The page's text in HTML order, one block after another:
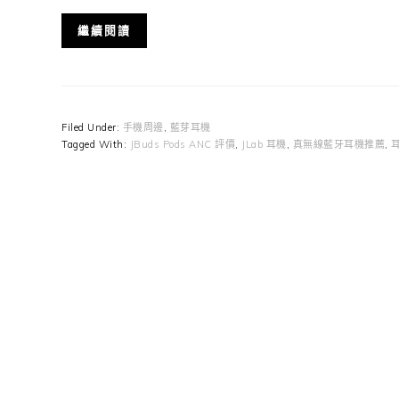
繼續閱讀
Filed Under: 手機周邊 , 藍芽耳機
Tagged With: JBuds Pods ANC 評價, JLab 耳機, 真無線藍牙耳機推薦,